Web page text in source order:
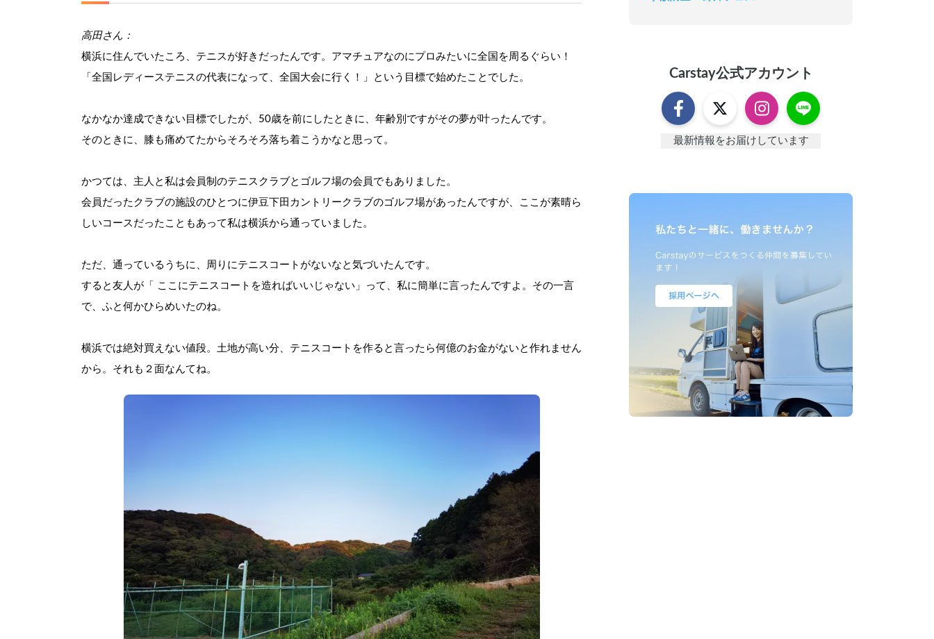
高田さん：
横浜に住んでいたころ、テニスが好きだったんです。アマチュアなのにプロみたいに全国を周るぐらい！
「全国レディーステニスの代表になって、全国大会に行く！」という目標で始めたことでした。
なかなか達成できない目標でしたが、50歳を前にしたときに、年齢別ですがその夢が叶ったんです。
そのときに、膝も痛めてたからそろそろ落ち着こうかなと思って。
かつては、主人と私は会員制のテニスクラブとゴルフ場の会員でもありました。
会員だったクラブの施設のひとつに伊豆下田カントリークラブのゴルフ場があったんですが、ここが素晴ら
しいコースだったこともあって私は横浜から通っていました。
ただ、通っているうちに、周りにテニスコートがないなと気づいたんです。
すると友人が「 ここにテニスコートを造ればいいじゃない」って、私に簡単に言ったんですよ。その一言
で、ふと何かひらめいたのね。
横浜では絶対買えない値段。土地が高い分、テニスコートを作ると言ったら何億のお金がないと作れません
から。それも２面なんてね。
Carstay公式アカウント
最新情報をお届けしています